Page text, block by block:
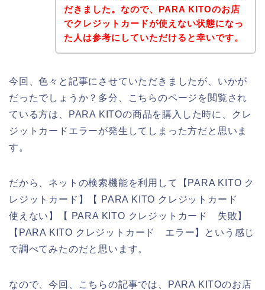
だきました。なので、PARA KITOのお店
でクレジットカードが使えない状態になっ
た人は参考にしていただけると幸いです。
今回、色々と記事にさせていただきましたが、いかが
だったでしょうか？多分、こちらのページを閲覧され
ている方は、PARA KITOの商品を購入した時に、クレ
ジットカードエラーが発生してしまった方だと思いま
す。
だから、ネットの検索機能を利用して【PARA KITO ク
レジットカード】【 PARA KITO クレジットカード
使えない】【 PARA KITO クレジットカード 失敗】
【PARA KITO クレジットカード エラー】という感じ
で調べてみたのだと思います。
なので、今回、こちらの記事では、PARA KITOのお店